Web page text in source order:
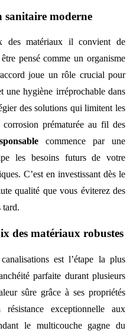
sanitaire moderne
des matériaux il convient de
pensé comme un organisme
joue un rôle crucial pour
une hygiène irréprochable dans
des solutions qui limitent les
corrosion prématurée au fil des
commence par une
les besoins futurs de votre
C’est en investissant dès le
qualité que vous éviterez des
tard.
des matériaux robustes
est l’étape la plus
parfaite durant plusieurs
sûre grâce à ses propriétés
résistance exceptionnelle aux
le multicouche gagne du